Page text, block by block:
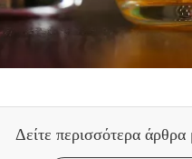
Δείτε περισσότερα άρθρα